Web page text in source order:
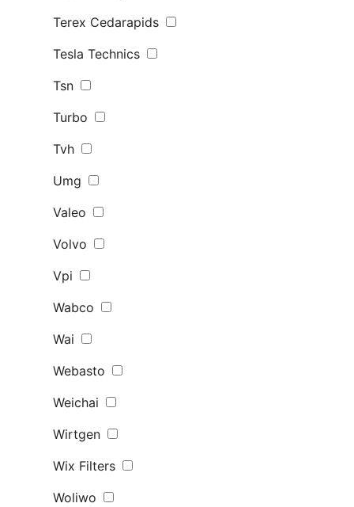
Terex Сedarapids
Tesla Technics
Tsn
Turbo
Tvh
Umg
Valeo
Volvo
Vpi
Wabco
Wai
Webasto
Weichai
Wirtgen
Wix Filters
Woliwo